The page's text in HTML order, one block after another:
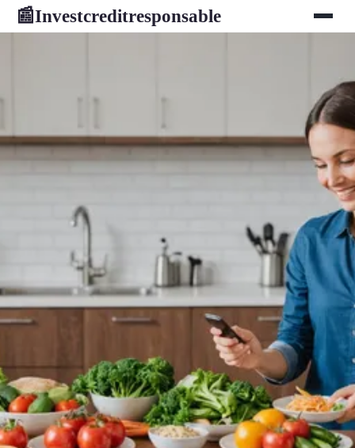
📰Investcreditresponsable